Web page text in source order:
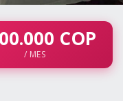
COP
/ MES